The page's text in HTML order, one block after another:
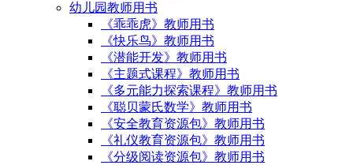
幼儿园教师用书
《乖乖虎》教师用书
《快乐鸟》教师用书
《潜能开发》教师用书
《主题式课程》教师用书
《多元能力探索课程》教师用书
《聪贝蒙氏数学》教师用书
《安全教育资源包》教师用书
《礼仪教育资源包》教师用书
《分级阅读资源包》教师用书